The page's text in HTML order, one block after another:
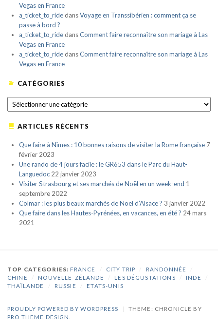
Vegas en France
a_ticket_to_ridedansVoyage en Transsibérien : comment ça se
passe à bord ?
a_ticket_to_ridedansComment faire reconnaître son mariage à Las
Vegas en France
a_ticket_to_ridedansComment faire reconnaître son mariage à Las
Vegas en France
CATÉGORIES
CATÉGORIES
ARTICLES RÉCENTS
Que faire à Nîmes : 10 bonnes raisons de visiter la Rome française 7
février 2023
Une rando de 4 jours facile : le GR653 dans le Parc du Haut-
Languedoc 22 janvier 2023
Visiter Strasbourg et ses marchés de Noël en un week-end 1
septembre 2022
Colmar : les plus beaux marchés de Noël d’Alsace ? 3 janvier 2022
Que faire dans les Hautes-Pyrénées, en vacances, en été ? 24 mars
2021
TOP CATEGORIES:FRANCE CITY TRIP RANDONNÉE
CHINE
NOUVELLE-ZÉLANDE LES DÉGUSTATIONS INDE
THAÏLANDE
RUSSIE ETATS-UNIS
PROUDLY POWERED BY WORDPRESS |
THEME: CHRONICLE BY
PRO THEME DESIGN